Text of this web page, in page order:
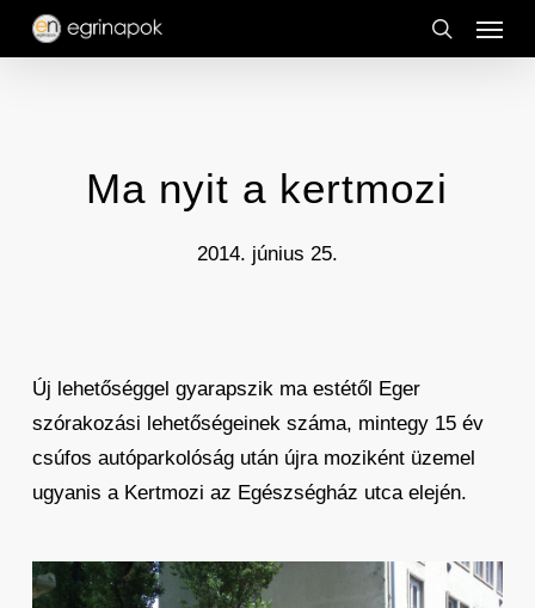
Skip
search
Menu
Ma nyit a kertmozi
2014. június 25.
Új lehetőséggel gyarapszik ma estétől Eger
szórakozási lehetőségeinek száma, mintegy 15 év
csúfos autóparkolóság után újra moziként üzemel
ugyanis a Kertmozi az Egészségház utca elején.